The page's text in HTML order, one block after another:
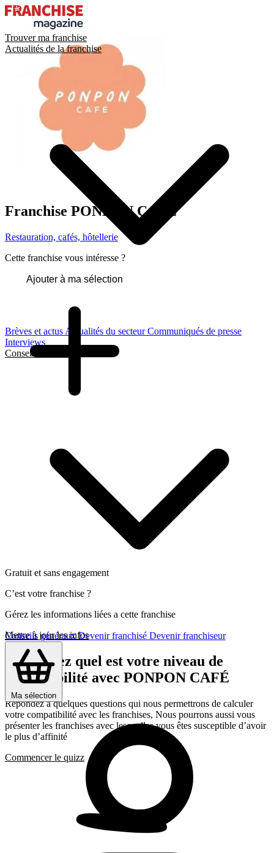
Trouver ma franchise
Actualités de la franchise
Brèves et actus Actualités du secteurCommuniqués de presse
Interviews
Conseils et Guides
Conseils générauxDevenir franchisé Devenir franchiseur
Ma sélection
Franchise PONPON CAFÉ
Restauration, cafés, hôtellerie
Cette franchise vous intéresse ?
Ajouter à ma sélection
Gratuit et sans engagement
C’est votre franchise ?
Gérez les informations liées a cette franchise
Mettre à jour les infos
Découvrez quel est votre niveau de
compatibilité avec PONPON CAFÉ
Répondez a quelques questions qui nous permettrons de calculer
votre compatibilité avec les franchises, Nous pourrons aussi vous
présenter les franchises avec lesquelles vous êtes susceptible d’avoir
le plus d’affinité
Commencer le quizz